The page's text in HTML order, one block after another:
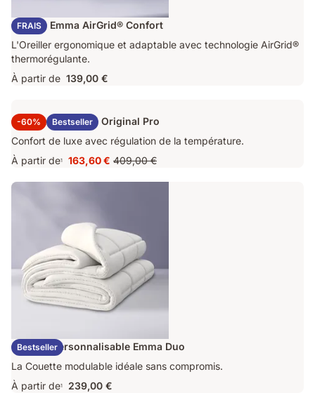
FRAIS
Oreiller Emma AirGrid® Confort
L'Oreiller ergonomique et adaptable avec technologie AirGrid®
thermorégulante.
À partir de 139,00 €
-60% Bestseller
Surmatelas Emma Original Pro
Confort de luxe avec régulation de la température.
À partir de1
Prix
163,60 €
163,60 € Prix
d'origine
409,00 €
Bestseller
Couette Personnalisable Emma Duo
La Couette modulable idéale sans compromis.
À partir de1 239,00 €